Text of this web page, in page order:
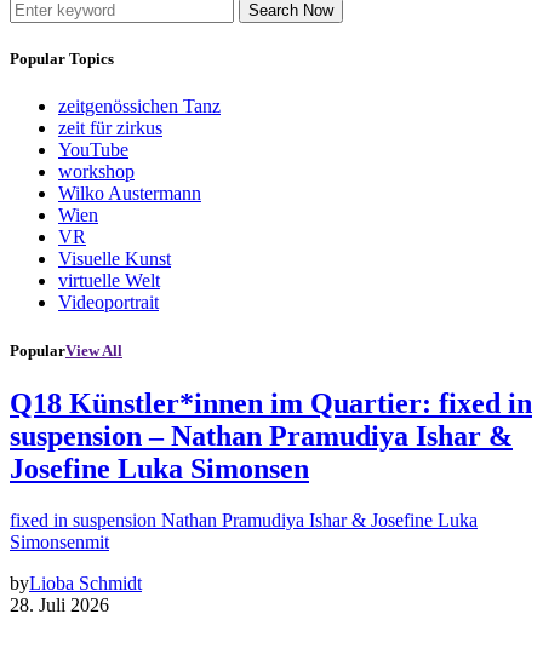
Search Now
Popular Topics
zeitgenössichen Tanz
zeit für zirkus
YouTube
workshop
Wilko Austermann
Wien
VR
Visuelle Kunst
virtuelle Welt
Videoportrait
PopularView All
Q18 Künstler*innen im Quartier: fixed in
suspension – Nathan Pramudiya Ishar &
Josefine Luka Simonsen
fixed in suspension Nathan Pramudiya Ishar & Josefine Luka
Simonsenmit
byLioba Schmidt
28. Juli 2026